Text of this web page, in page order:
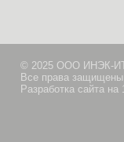
© 2025 ООО ИНЭК-
Все права защищены
Разработка сайта